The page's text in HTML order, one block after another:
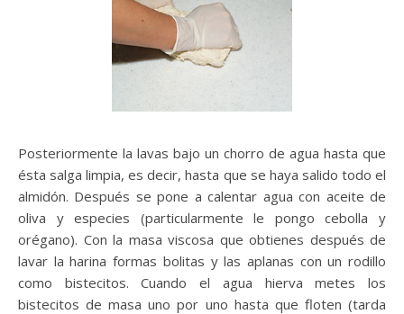
Posteriormente la lavas bajo un chorro de agua hasta que
ésta salga limpia, es decir, hasta que se haya salido todo el
almidón. Después se pone a calentar agua con aceite de
oliva y especies (particularmente le pongo cebolla y
orégano). Con la masa viscosa que obtienes después de
lavar la harina formas bolitas y las aplanas con un rodillo
como bistecitos. Cuando el agua hierva metes los
bistecitos de masa uno por uno hasta que floten (tarda